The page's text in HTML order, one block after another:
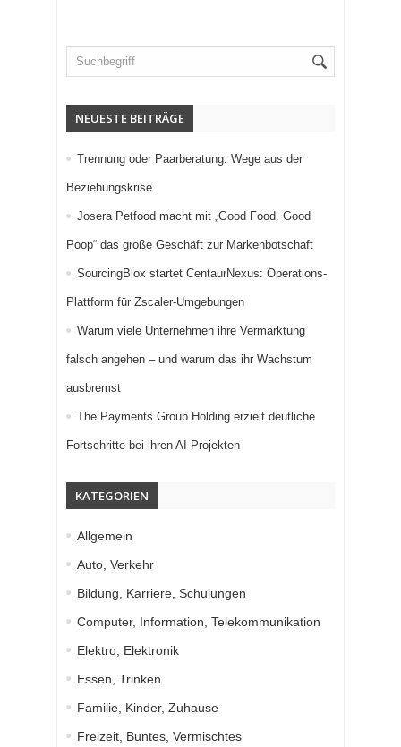
NEUESTE BEITRÄGE
Trennung oder Paarberatung: Wege aus der
Beziehungskrise
Josera Petfood macht mit „Good Food. Good
Poop“ das große Geschäft zur Markenbotschaft
SourcingBlox startet CentaurNexus: Operations-
Plattform für Zscaler-Umgebungen
Warum viele Unternehmen ihre Vermarktung
falsch angehen – und warum das ihr Wachstum
ausbremst
The Payments Group Holding erzielt deutliche
Fortschritte bei ihren AI-Projekten
KATEGORIEN
Allgemein
Auto, Verkehr
Bildung, Karriere, Schulungen
Computer, Information, Telekommunikation
Elektro, Elektronik
Essen, Trinken
Familie, Kinder, Zuhause
Freizeit, Buntes, Vermischtes